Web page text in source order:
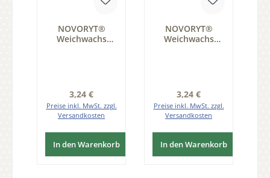
NOVORYT®
Weichwachs
Regulärer Preis:
3,24 €
Preise inkl. MwSt. zzgl.
Versandkosten
In den Warenkorb
NOVORYT®
Weichwachs
Regulärer Preis:
3,24 €
Preise inkl. MwSt. zzgl.
Versandkosten
In den Warenkorb